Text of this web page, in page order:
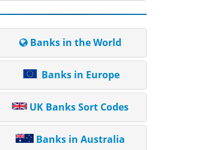
Banks in the World
Banks in Europe
UK Banks Sort Codes
Banks in Australia